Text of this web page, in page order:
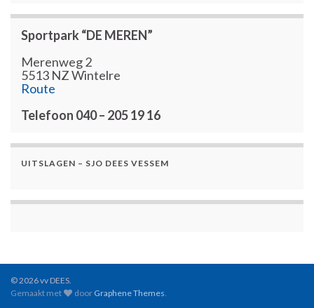
Sportpark “DE MEREN”
Merenweg 2
5513 NZ Wintelre
Route
Telefoon 040 – 205 19 16
UITSLAGEN – SJO DEES VESSEM
© 2026 vv DEES.
Gemaakt met
door Graphene Themes